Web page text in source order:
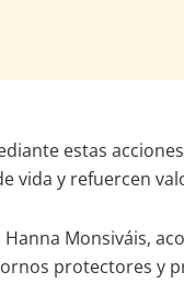
estas
vida y refuercen
Hanna Monsiváis,
protectores y